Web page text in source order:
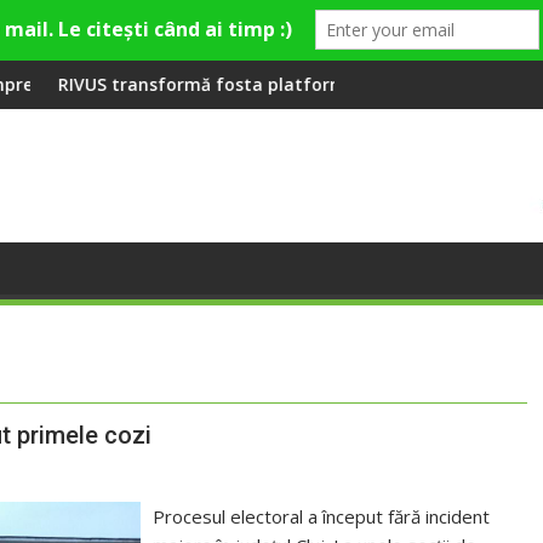
la Fashion Village
fosta platformă Carbochim într-un nou centru cultural și
primele cozi
Procesul electoral a început fără incident